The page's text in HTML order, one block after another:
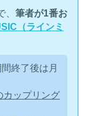
筆者が1番お
（ラインミ
終了後は月
カップリング